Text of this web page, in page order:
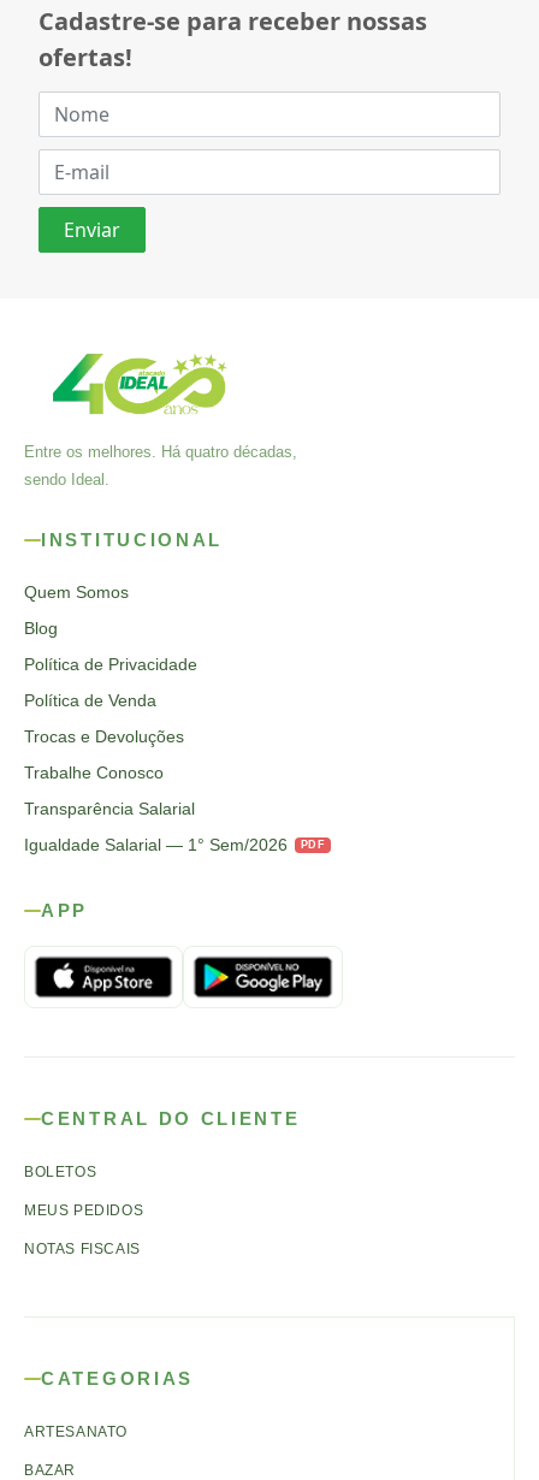
Cadastre-se para receber nossas
ofertas!
Entre os melhores. Há quatro décadas,
sendo Ideal.
INSTITUCIONAL
Quem Somos
Blog
Política de Privacidade
Política de Venda
Trocas e Devoluções
Trabalhe Conosco
Transparência Salarial
Igualdade Salarial — 1° Sem/2026
PDF
APP
CENTRAL DO CLIENTE
BOLETOS
MEUS PEDIDOS
NOTAS FISCAIS
CATEGORIAS
ARTESANATO
BAZAR